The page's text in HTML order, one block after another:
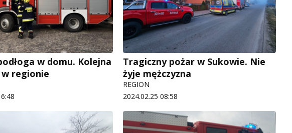
w domu. Kolejna
regionie
Tragiczny pożar w Sukowie. Nie
żyje mężczyzna
REGION
2024.02.25 08:58